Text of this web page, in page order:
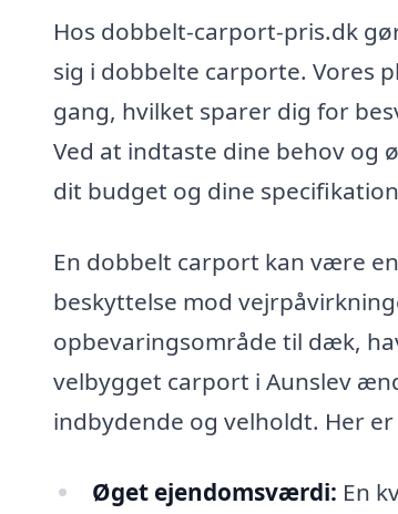
Hos dobbelt-carport-pris.dk
sig i dobbelte carporte. Vores
gang, hvilket sparer dig for
Ved at indtaste dine behov og
dit budget og dine
En dobbelt carport kan være
beskyttelse mod
opbevaringsområde til dæk,
velbygget carport i Aunslev
indbydende og velholdt. Her
Øget ejendomsværdi: En